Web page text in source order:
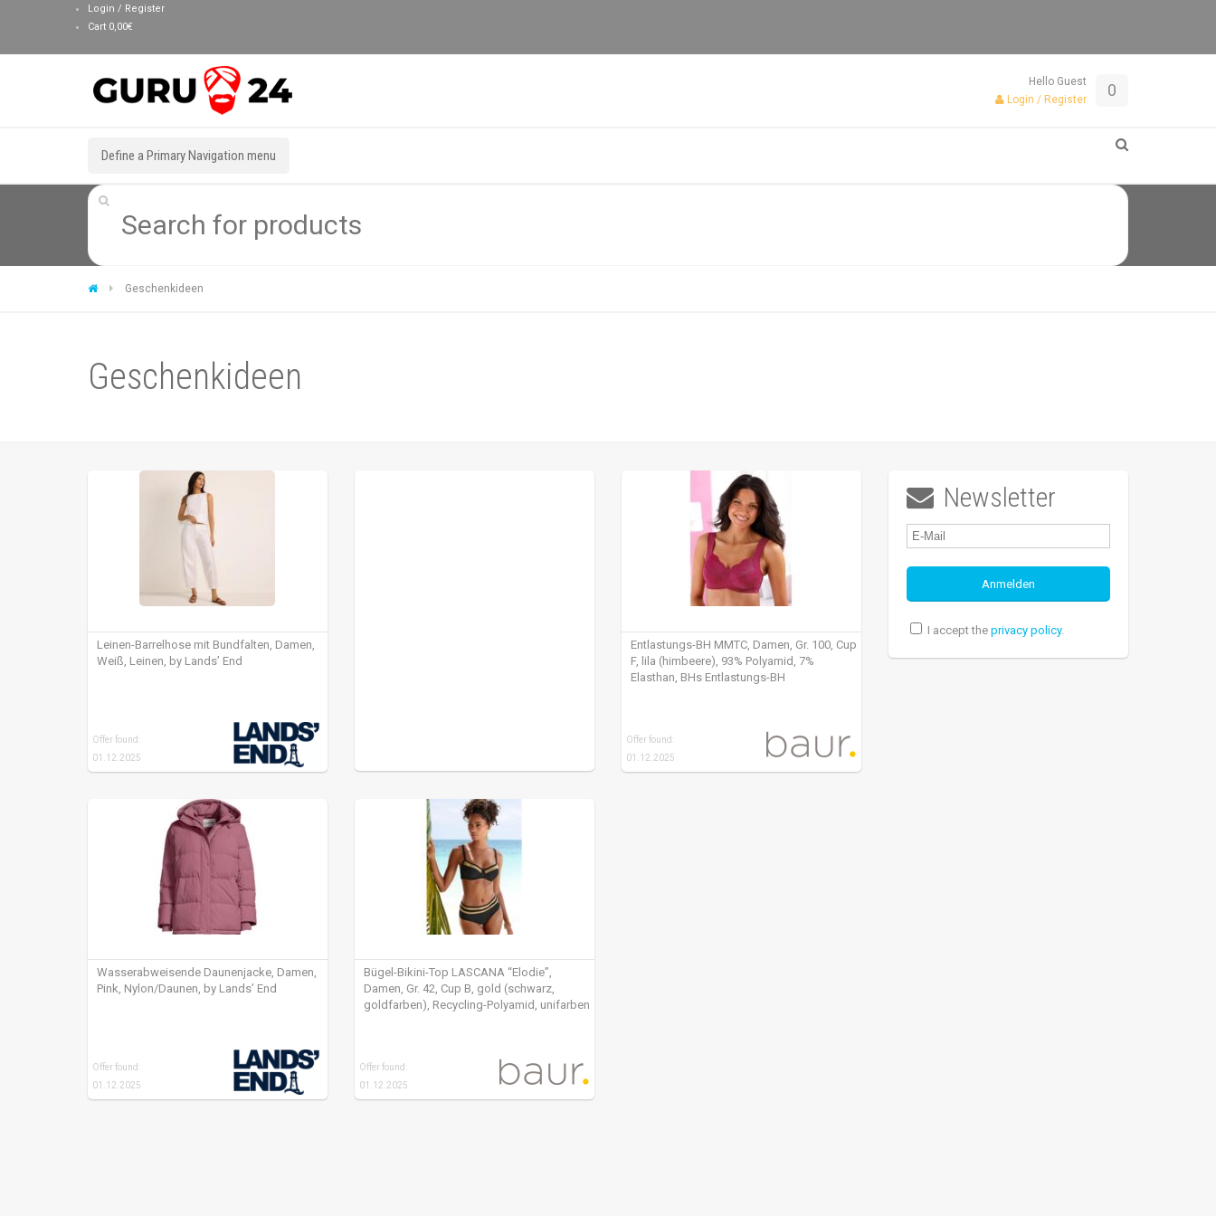
Login / Register
Cart 0,00€
Hello Guest
Login / Register
0
Define a Primary Navigation menu
Geschenkideen
Geschenkideen
Leinen-Barrelhose mit Bundfalten, Damen,
Weiß, Leinen, by Lands’ End
Offer found:
01.12.2025
Entlastungs-BH MMTC, Damen, Gr. 100, Cup
F, lila (himbeere), 93% Polyamid, 7%
Elasthan, BHs Entlastungs-BH
Offer found:
01.12.2025
Wasserabweisende Daunenjacke, Damen,
Pink, Nylon/Daunen, by Lands’ End
Offer found:
01.12.2025
Bügel-Bikini-Top LASCANA “Elodie”,
Damen, Gr. 42, Cup B, gold (schwarz,
goldfarben), Recycling-Polyamid, unifarben
Offer found:
01.12.2025
 Newsletter
I accept the privacy policy.